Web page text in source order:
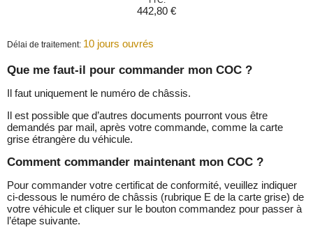
442,80 €
Délai de traitement: 10 jours ouvrés
Que me faut-il pour commander mon COC ?
Il faut uniquement le numéro de châssis.
Il est possible que d’autres documents pourront vous être
demandés par mail, après votre commande, comme la carte
grise étrangère du véhicule.
Comment commander maintenant mon COC ?
Pour commander votre certificat de conformité, veuillez indiquer
ci-dessous le numéro de châssis (rubrique E de la carte grise) de
votre véhicule et cliquer sur le bouton commandez pour passer à
l’étape suivante.